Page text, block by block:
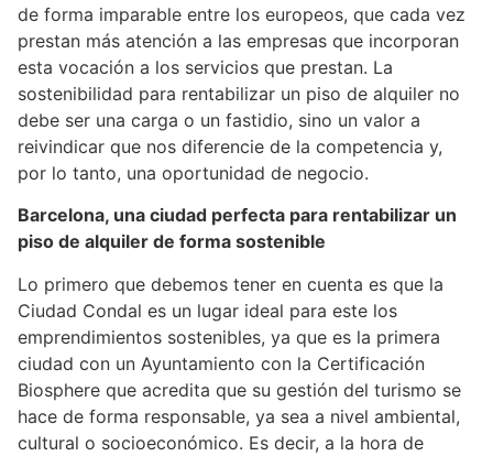
de forma imparable entre los europeos, que cada vez
prestan más atención a las empresas que incorporan
esta vocación a los servicios que prestan. La
sostenibilidad para rentabilizar un piso de alquiler no
debe ser una carga o un fastidio, sino un valor a
reivindicar que nos diferencie de la competencia y,
por lo tanto, una oportunidad de negocio.
Barcelona, una ciudad perfecta para rentabilizar un
piso de alquiler de forma sostenible
Lo primero que debemos tener en cuenta es que la
Ciudad Condal es un lugar ideal para este los
emprendimientos sostenibles, ya que es la primera
ciudad con un Ayuntamiento con la Certificación
Biosphere que acredita que su gestión del turismo se
hace de forma responsable, ya sea a nivel ambiental,
cultural o socioeconómico. Es decir, a la hora de